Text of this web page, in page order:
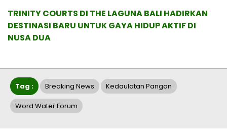
TRINITY COURTS DI THE LAGUNA BALI HADIRKAN
DESTINASI BARU UNTUK GAYA HIDUP AKTIF DI
NUSA DUA
Tag : Breaking News Kedaulatan Pangan
Word Water Forum